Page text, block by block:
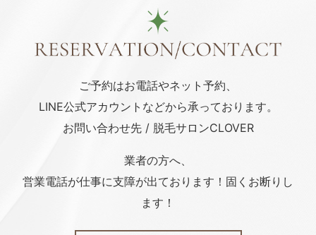
ご予約はお電話やネット予約、
LINE公式アカウント などから承っております。
お問い合わせ先 / 脱毛サロンCLOVER
業者の方へ、
営業電話が仕事に支障が出ております！固くお断りし
ます！